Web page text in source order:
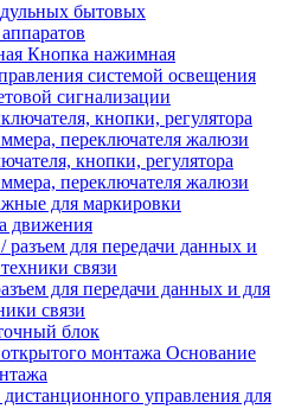
бытовых
Кнопка нажимная
системой освещения
сигнализации
кнопки, регулятора
переключателя жалюзи
для маркировки
движения
для передачи данных и для
связи
блок
Основание
дистанционного управления для